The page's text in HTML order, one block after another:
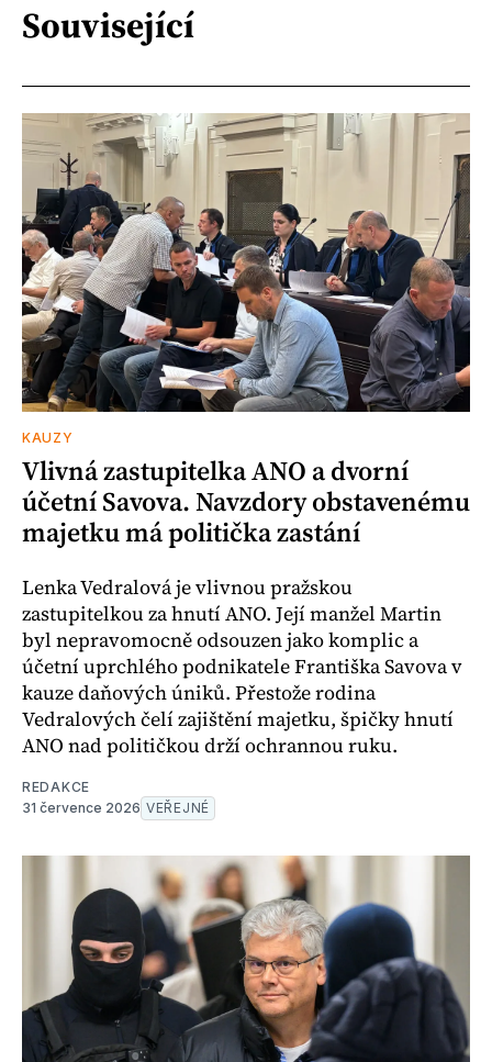
Související
KAUZY
Vlivná zastupitelka ANO a dvorní
účetní Savova. Navzdory obstavenému
majetku má politička zastání
Lenka Vedralová je vlivnou pražskou
zastupitelkou za hnutí ANO. Její manžel Martin
byl nepravomocně odsouzen jako komplic a
účetní uprchlého podnikatele Františka Savova v
kauze daňových úniků. Přestože rodina
Vedralových čelí zajištění majetku, špičky hnutí
ANO nad političkou drží ochrannou ruku.
REDAKCE
31 července 2026 VEŘEJNÉ